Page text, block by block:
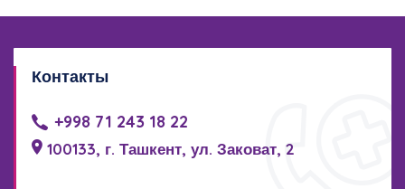
Контакты
+998 71 243 18 22
100133, г. Ташкент, ул. Заковат, 2